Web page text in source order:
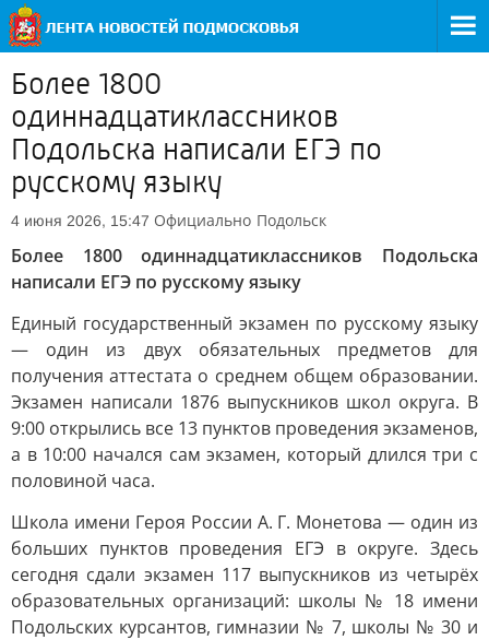
Более 1800
одиннадцатиклассников
Подольска написали ЕГЭ по
русскому языку
4 июня 2026, 15:47 Официально Подольск
Более 1800 одиннадцатиклассников Подольска
написали ЕГЭ по русскому языку
Единый государственный экзамен по русскому языку
— один из двух обязательных предметов для
получения аттестата о среднем общем образовании.
Экзамен написали 1876 выпускников школ округа. В
9:00 открылись все 13 пунктов проведения экзаменов,
а в 10:00 начался сам экзамен, который длился три с
половиной часа.
Школа имени Героя России А. Г. Монетова — один из
больших пунктов проведения ЕГЭ в округе. Здесь
сегодня сдали экзамен 117 выпускников из четырёх
образовательных организаций: школы № 18 имени
Подольских курсантов, гимназии № 7, школы № 30 и